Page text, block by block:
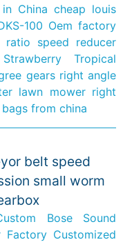
China cheap louis
100 Oem factory
speed reducer
Tropical
gears right angle
lawn mower right
from china
belt speed
small worm
Bose Sound
Factory Customized